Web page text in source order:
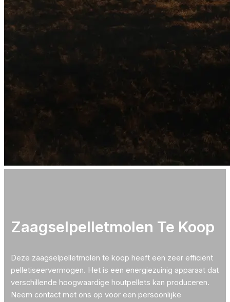
Zaagselpelletmolen Te Koop
Deze zaagselpelletmolen te koop heeft een zeer efficiënt
pelletiseervermogen. Het is een energiezuinig apparaat dat
verschillende hoogwaardige houtpellets kan produceren.
Neem contact met ons op voor een persoonlijke